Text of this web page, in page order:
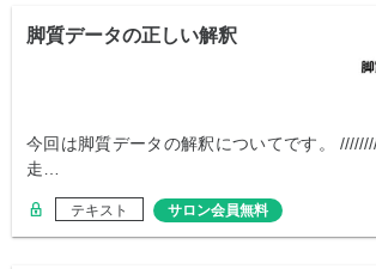
脚質データの正しい解釈
今回は脚質データの解釈についてです。
走…
テキスト サロン会員無料